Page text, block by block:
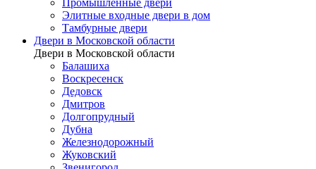
Промышленные двери
Элитные входные двери в дом
Тамбурные двери
Двери в Московской области
Двери в Московской области
Балашиха
Воскресенск
Дедовск
Дмитров
Долгопрудный
Дубна
Железнодорожный
Жуковский